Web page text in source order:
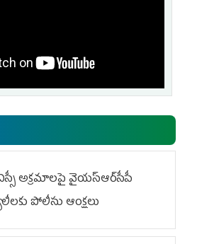
అక్రమాలపై వైయ‌స్ఆర్‌సీపీ
పోలీసు ఆంక్షలు